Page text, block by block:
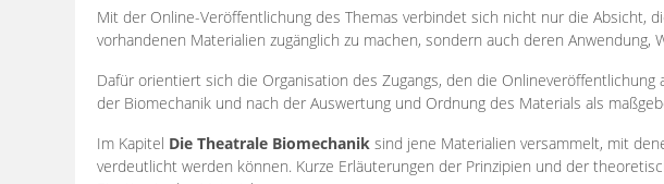
Mit der Online-Veröffentlichung des Themas verbindet sich nicht nur die Absicht,
vorhandenen Materialien zugänglich zu machen, sondern auch deren Anwendung,
Dafür orientiert sich die Organisation des Zugangs, den die
der Biomechanik und nach der Auswertung und Ordnung des Materials als
Im Kapitel Die Theatrale Biomechanik sind jene Materialien versammelt, mit
verdeutlicht werden können. Kurze Erläuterungen der Prinzipien und der